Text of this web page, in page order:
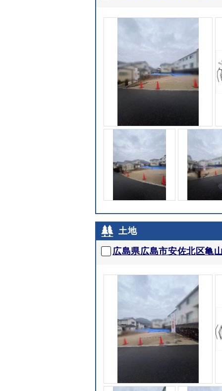
土地
広島県広島市安佐北区亀